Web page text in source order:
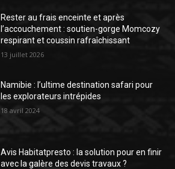
Rester au frais enceinte et après
l’accouchement : soutien-gorge Momcozy
respirant et coussin rafraîchissant
13 juillet 2026
Namibie : l’ultime destination safari pour
les explorateurs intrépides
18 avril 2024
Avis Habitatpresto : la solution pour en finir
avec la galère des devis travaux ?